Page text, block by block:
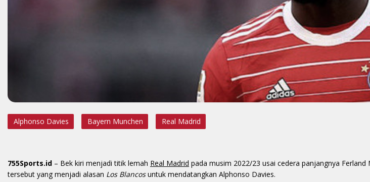
Alphonso Davies Bayern Munchen Real Madrid
755Sports.id – Bek kiri menjadi titik lemah Real Madrid pada musim 2022/23 usai cedera panjangnya Ferland
tersebut yang menjadi alasan Los Blancosuntuk mendatangkan Alphonso Davies.